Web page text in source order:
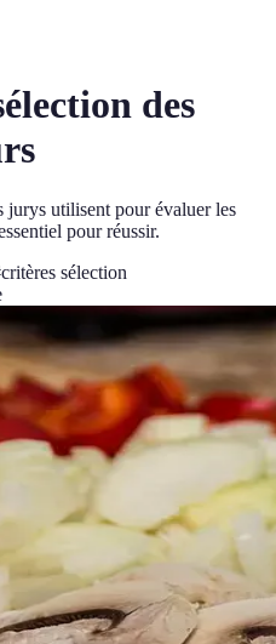
des
jurys utilisent pour évaluer les
pour réussir.
critères sélection